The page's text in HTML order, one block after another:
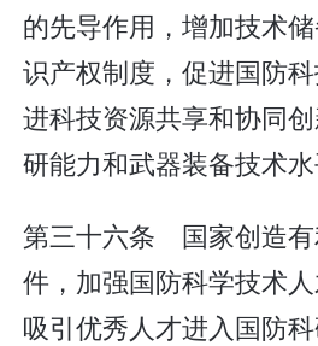
的先导作用，增加技术
识产权制度，促进国防
进科技资源共享和协同
研能力和武器装备技术水
第三十六条 国家创造有
件，加强国防科学技术
吸引优秀人才进入国防